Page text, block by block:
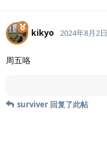
kikyo 2024年8月2日
周五咯
surviver 回复了此帖